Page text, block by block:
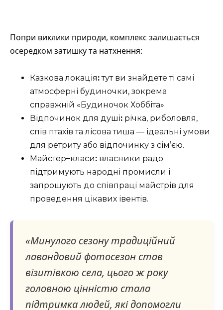
Попри виклики природи, комплекс залишається
осередком затишку та натхнення:
Казкова локація:тут ви знайдете ті самі
атмосферні будиночки, зокрема
справжній «Будиночок Хоббіта».
Відпочинок для душі: річка, риболовля,
спів птахів та лісова тиша — ідеальні умови
для ретриту або відпочинку з сім’єю.
Майстер–класи: власники радо
підтримують народні промисли і
запрошують до співпраці майстрів для
проведення цікавих івентів.
«Минулого сезону традиційний
лавандовий фотосезон став
візитівкою села, цього ж року
головною цінністю стала
підтримка людей, які допомогли